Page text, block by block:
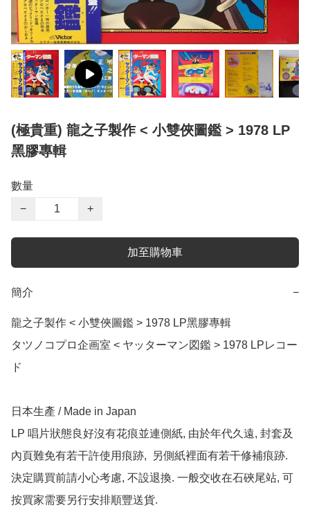
(極貴重) 龍之子製作 < 小雙俠圖鑑 > 1978 LP
黑膠專輯
數量
−
+
加至購物車
簡介 −
龍之子製作 < 小雙俠圖鑑 > 1978 LP黑膠專輯
タツノコプロ企画室 < ヤッターマン図鑑 > 1978 LPレコー
ド
日本生產 / Made in Japan
LP 唱片狀態良好沒有花痕並連側紙, 由於年代久遠, 封套及
內頁難免有若干許使用痕跡,  另側紙裡面有若干修補痕跡.
決定購買前請小心考慮, 不設退換. 一般交收在石硤尾站, 可
按買家需要另行安排順豐送貨.